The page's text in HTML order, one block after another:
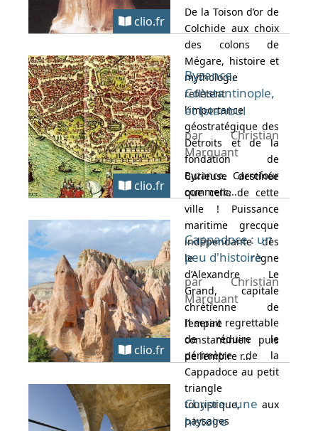
clio.fr
De la Toison d’or de
Colchide aux choix
des colons de
Mégare, histoire et
mythologie
reflètent
l’importance
géostratégique des
Détroits et de la
fondation de
Byzance. Carrefour
commerc...
clio.fr
Byzance,
Constantinople,
et Istanbul
par Christian
Marquant
Curieuse destinée
que celle de cette
ville ! Puissance
maritime grecque
indépendante dès
le règne
d’Alexandre Le
Grand, capitale
chrétienne de
l’empire
constantinien puis
de l’empire r...
clio.fr
Cappadoce : un
peu d'histoire
par Christian
Marquant
Il serait regrettable
de réduire le
périmètre de la
Cappadoce au petit
triangle
touristique, aux
paysages
Chypre : une
histoire